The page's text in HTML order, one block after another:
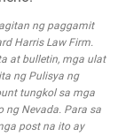
ng paggamit
Harris Law Firm.
at bulletin, mga ulat
ng Pulisya ng
tungkol sa mga
ng Nevada. Para sa
post na ito ay